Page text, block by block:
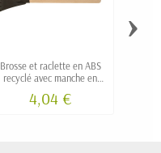
Brosse et raclette en ABS
recyclé avec manche en
personnalisé
4,04 €
›